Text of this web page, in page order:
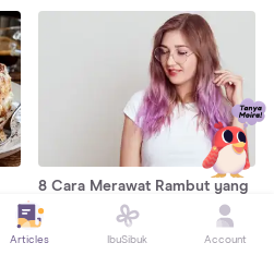
8 Cara Merawat Rambut yang
Diwarnai agar Tidak Rusak
Articles IbuSibuk Account